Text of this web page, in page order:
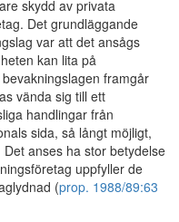
skydd av privata
Det grundläggande
var att det ansågs
kan lita på
framgår
vända sig till ett
handlingar från
sida, så långt möjligt,
Det anses ha stor betydelse
uppfyller de
(prop. 1988/89:63